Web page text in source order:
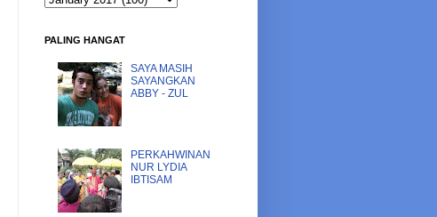
PALING HANGAT
SAYA MASIH
SAYANGKAN
ABBY - ZUL
PERKAHWINAN
NUR LYDIA
IBTISAM